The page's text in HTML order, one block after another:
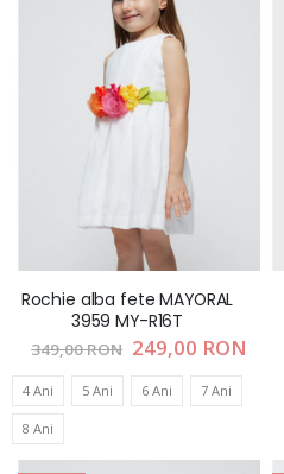
Rochie alba fete MAYORAL
3959 MY-R16T
349,00 RON Pret
special
249,00 RON
4 Ani 5 Ani 6 Ani 7 Ani
8 Ani